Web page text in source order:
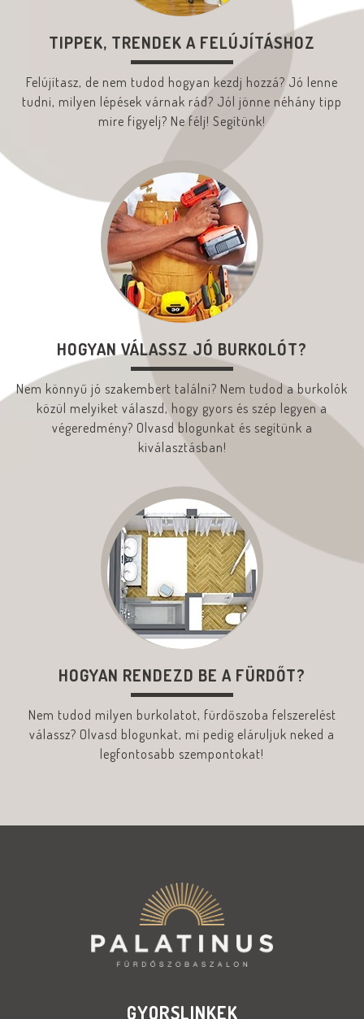
TIPPEK, TRENDEK A FELÚJÍTÁSHOZ
Felújítasz, de nem tudod hogyan kezdj hozzá? Jó lenne
tudni, milyen lépések várnak rád? Jól jönne néhány tipp
mire figyelj? Ne félj! Segítünk!
HOGYAN VÁLASSZ JÓ BURKOLÓT?
Nem könnyű jó szakembert találni? Nem tudod a burkolók
közül melyiket válaszd, hogy gyors és szép legyen a
végeredmény? Olvasd blogunkat és segítünk a
kiválasztásban!
HOGYAN RENDEZD BE A FÜRDŐT?
Nem tudod milyen burkolatot, fürdőszoba felszerelést
válassz? Olvasd blogunkat, mi pedig eláruljuk neked a
legfontosabb szempontokat!
GYORSLINKEK